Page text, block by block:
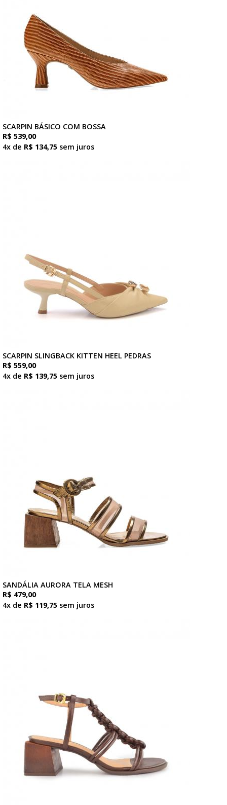
SCARPIN BÁSICO COM BOSSA
R$ 539,00
4x de R$ 134,75 sem juros
SCARPIN SLINGBACK KITTEN HEEL PEDRAS
R$ 559,00
4x de R$ 139,75 sem juros
SANDÁLIA AURORA TELA MESH
R$ 479,00
4x de R$ 119,75 sem juros